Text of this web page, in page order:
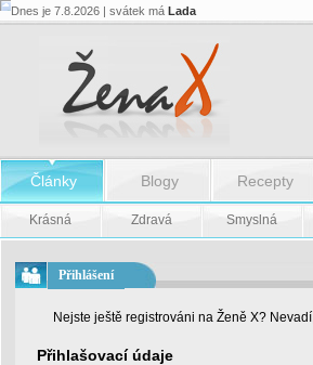
Dnes je 7.8.2026 | svátek má Lada
Články Blogy Recepty
Krásná Zdravá Smyslná
Přihlášení
Nejste ještě registrováni na Ženě X?
Přihlašovací údaje